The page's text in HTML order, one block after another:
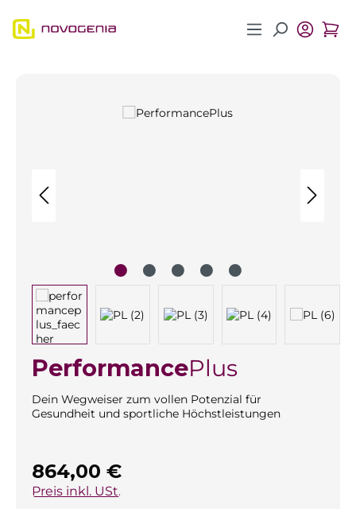
Zum Hauptinhalt springen
Bildergalerie überspringen
PerformancePlus
Dein Wegweiser zum vollen Potenzial für
Gesundheit und sportliche Höchstleistungen
Regulärer Preis:
864,00 €
Preis inkl. USt.